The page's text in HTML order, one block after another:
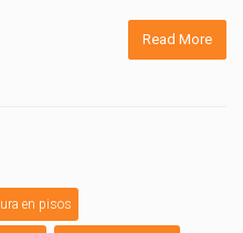
Read More
en pisos